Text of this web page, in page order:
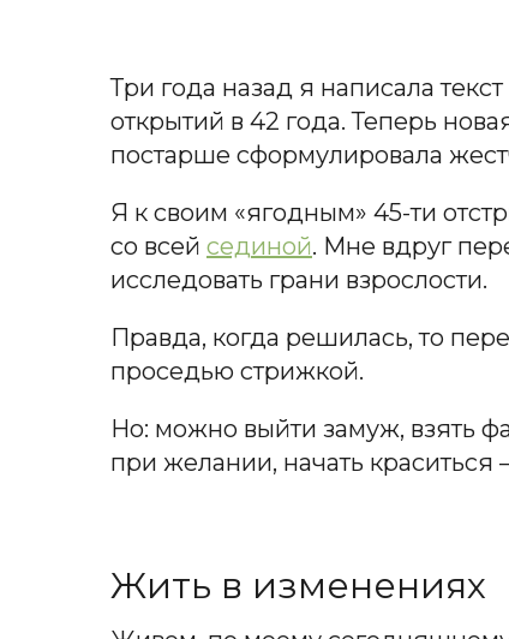
Три года назад я написала
открытий в 42 года. Теперь
постарше сформулировала
Я к своим «ягодным» 45-ти
со всей сединой. Мне вдруг
исследовать грани взрослости.
Правда, когда решилась, то
проседью стрижкой.
Но: можно выйти замуж, взять
при желании, начать
Жить в изменениях